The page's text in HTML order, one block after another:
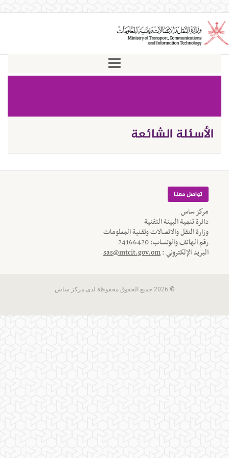
الأسئلة الشائعة
تواصل معنا
مركز ساس
دائرة تنمية البيئة التقنية
وزارة النقل والاتصالات وتقنية المعلومات
رقم الهاتف والوتساب: 24166420
البريد الإلكتروني :sas@mtcit.gov.om
© 2026 جميع الحقوق محفوظة لدى مركز ساس